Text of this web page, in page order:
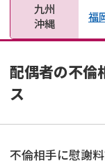
九州
沖縄
福
配偶者の不倫
ス
不倫相手に慰謝